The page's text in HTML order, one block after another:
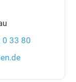
0 33 80